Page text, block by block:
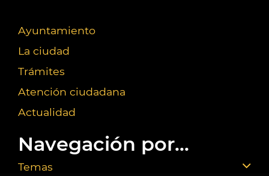
Ayuntamiento
La ciudad
Trámites
Atención ciudadana
Actualidad
Navegación por...
Temas